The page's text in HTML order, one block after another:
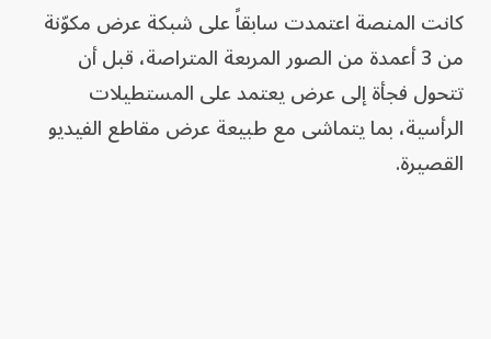
كانت المنصة اعتمدت سابقاً على شبكة عرض مكوّنة
من 3 أعمدة من الصور المربعة المتراصة، قبل أن
تتحول فجأة إلى عرض يعتمد على المستطيلات
الرأسية، بما يتماشى مع طبيعة عرض مقاطع الفيديو
القصيرة.